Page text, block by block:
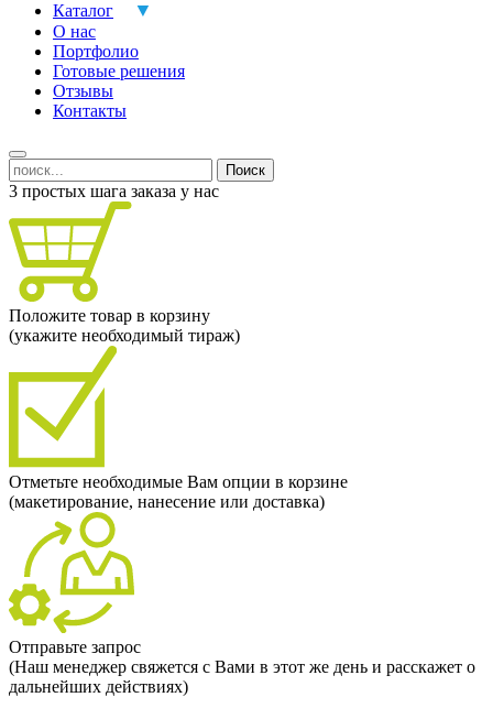
Каталог
О нас
Портфолио
Готовые решения
Отзывы
Контакты
Поиск
3 простых шага заказа у нас
Положите товар в корзину
(укажите необходимый тираж)
Отметьте необходимые Вам опции в корзине
(макетирование, нанесение или доставка)
Отправьте запрос
(Наш менеджер свяжется с Вами в этот же день и расскажет о
дальнейших действиях)